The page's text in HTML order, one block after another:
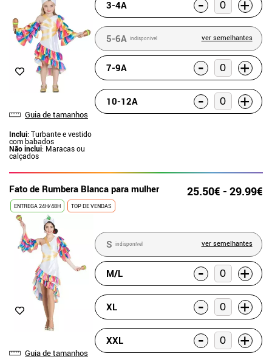
Guia de tamanhos
Inclui: Turbante e vestido
com babados
Não inclui: Maracas ou
calçados
3-4A +
5-6A indisponível ver semelhantes
7-9A - +
10-12A - +
Fato de Rumbera Blanca para mulher 25.50€ - 29.99€
ENTREGA 24H/48H TOP DE VENDAS
Guia de tamanhos
S indisponível ver semelhantes
M/L - +
XL - +
XXL - +